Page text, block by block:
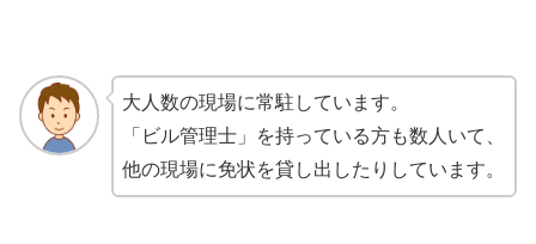
大人数の現場に常駐しています。
「ビル管理士」を持っている方も数人いて、
他の現場に免状を貸し出したりしています。